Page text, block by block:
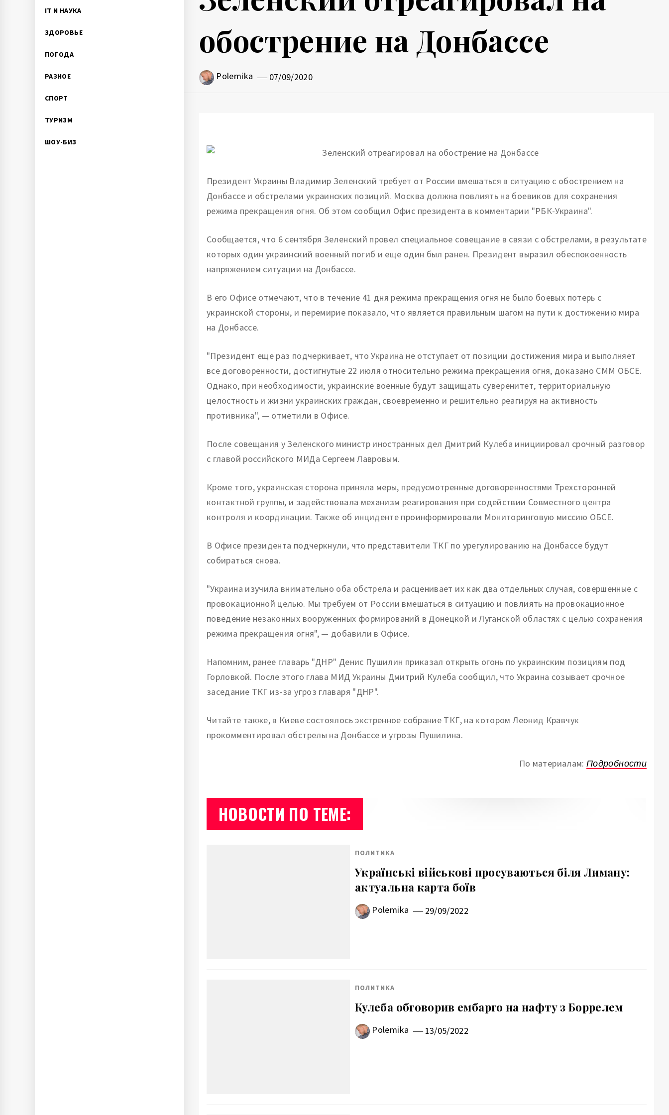
IT И НАУКА
ЗДОРОВЬЕ
ПОГОДА
РАЗНОЕ
СПОРТ
ТУРИЗМ
ШОУ-БИЗ
обострение на Донбассе
Polemika 07/09/2020
Президент Украины Владимир Зеленский требует от России вмешаться в ситуацию с обострением на
Донбассе и обстрелами украинских позиций. Москва должна повлиять на боевиков для сохранения
режима прекращения огня. Об этом сообщил Офис президента в комментарии "РБК-Украина".
Сообщается, что 6 сентября Зеленский провел специальное совещание в связи с обстрелами, в результате
которых один украинский военный погиб и еще один был ранен. Президент выразил обеспокоенность
напряжением ситуации на Донбассе.
В его Офисе отмечают, что в течение 41 дня режима прекращения огня не было боевых потерь с
украинской стороны, и перемирие показало, что является правильным шагом на пути к достижению мира
на Донбассе.
"Президент еще раз подчеркивает, что Украина не отступает от позиции достижения мира и выполняет
все договоренности, достигнутые 22 июля относительно режима прекращения огня, доказано СММ ОБСЕ.
Однако, при необходимости, украинские военные будут защищать суверенитет, территориальную
целостность и жизни украинских граждан, своевременно и решительно реагируя на активность
противника", — отметили в Офисе.
После совещания у Зеленского министр иностранных дел Дмитрий Кулеба инициировал срочный разговор
с главой российского МИДа Сергеем Лавровым.
Кроме того, украинская сторона приняла меры, предусмотренные договоренностями Трехсторонней
контактной группы, и задействовала механизм реагирования при содействии Совместного центра
контроля и координации. Также об инциденте проинформировали Мониторинговую миссию ОБСЕ.
В Офисе президента подчеркнули, что представители ТКГ по урегулированию на Донбассе будут
собираться снова.
"Украина изучила внимательно оба обстрела и расценивает их как два отдельных случая, совершенные с
провокационной целью. Мы требуем от России вмешаться в ситуацию и повлиять на провокационное
поведение незаконных вооруженных формирований в Донецкой и Луганской областях с целью сохранения
режима прекращения огня", — добавили в Офисе.
Напомним, ранее главарь "ДНР" Денис Пушилин приказал открыть огонь по украинским позициям под
Горловкой. После этого глава МИД Украины Дмитрий Кулеба сообщил, что Украина созывает срочное
заседание ТКГ из-за угроз главаря "ДНР".
Читайте также, в Киеве состоялось экстренное собрание ТКГ, на котором Леонид Кравчук
прокомментировал обстрелы на Донбассе и угрозы Пушилина.
По материалам:Подробности
НОВОСТИ ПО ТЕМЕ:
ПОЛИТИКА
Українські військові просуваються біля Лиману:
актуальна карта боїв
Polemika 29/09/2022
ПОЛИТИКА
Кулеба обговорив ембарго на нафту з Боррелем
Polemika 13/05/2022